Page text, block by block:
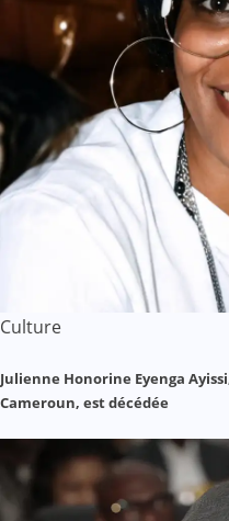
Culture
Julienne Honorine Eyenga
Cameroun, est décédée